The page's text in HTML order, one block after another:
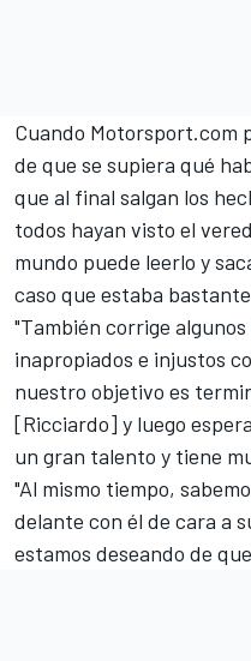
Cuando Motorsport.com
de que se supiera qué
que al final salgan los
todos hayan visto el
mundo puede leerlo y
caso que estaba
"También corrige
inapropiados e injustos
nuestro objetivo es
[Ricciardo] y luego
un gran talento y tiene
"Al mismo tiempo,
delante con él de cara a
estamos deseando de